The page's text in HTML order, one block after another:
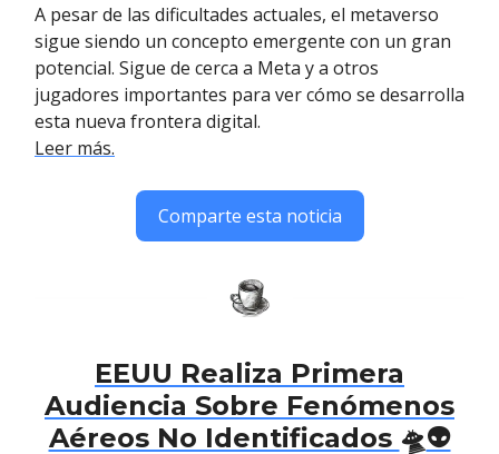
A pesar de las dificultades actuales, el metaverso
sigue siendo un concepto emergente con un gran
potencial. Sigue de cerca a Meta y a otros
jugadores importantes para ver cómo se desarrolla
esta nueva frontera digital.
Leer más.
Comparte esta noticia
EEUU Realiza Primera
Audiencia Sobre Fenómenos
Aéreos No Identificados 🛸👽